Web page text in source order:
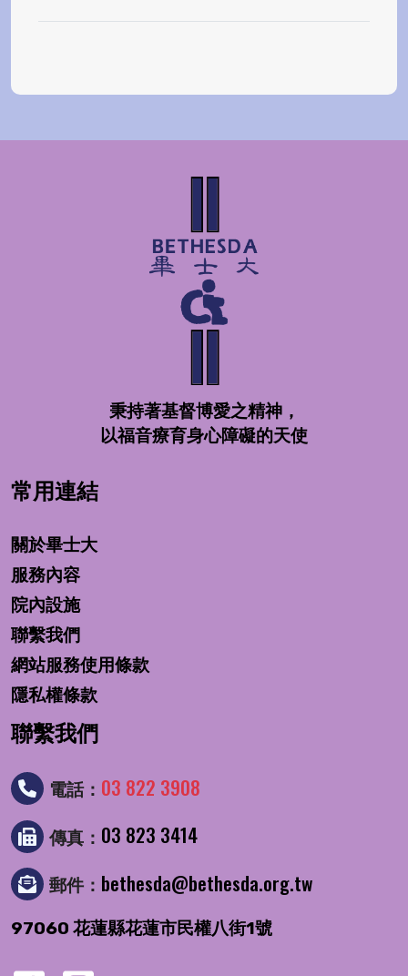
秉持著基督博愛之精神，
以福音療育身心障礙的天使
常用連結
關於畢士大
服務內容
院內設施
聯繫我們
網站服務使用條款
隱私權條款
聯繫我們
電話： 03 822 3908
傳真： 03 823 3414
郵件： bethesda@bethesda.org.tw
97060 花蓮縣花蓮市民權八街1號